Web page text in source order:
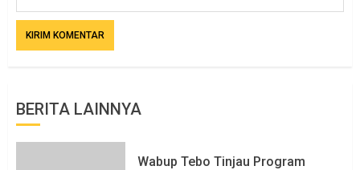
BERITA LAINNYA
Wabup Tebo Tinjau Program